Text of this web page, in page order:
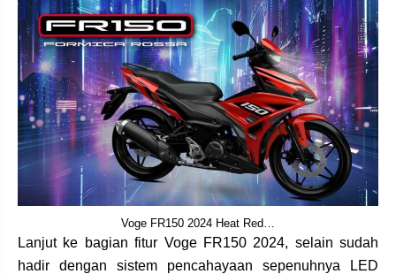
Voge FR150 2024 Heat Red…
Lanjut ke bagian fitur Voge FR150 2024, selain sudah
hadir dengan sistem pencahayaan sepenuhnya LED